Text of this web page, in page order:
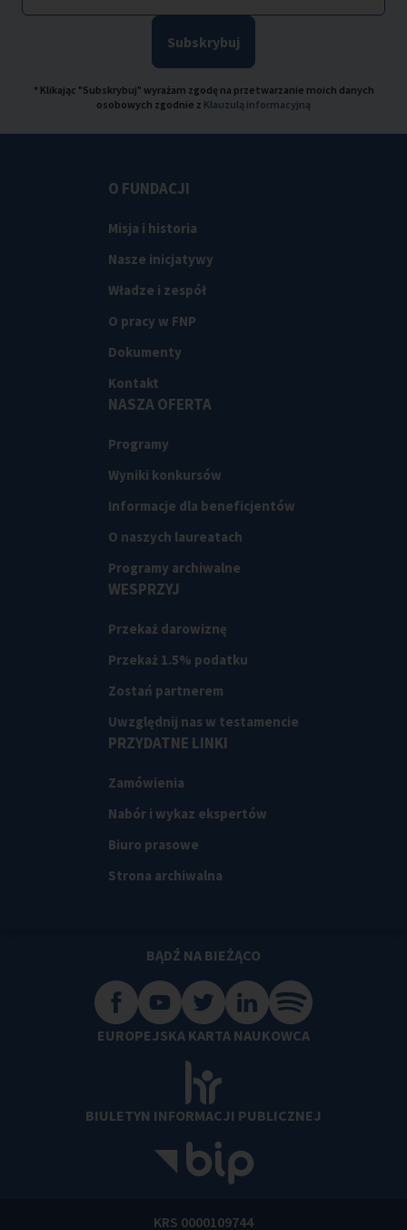
Subskrybuj
* Klikając "Subskrybuj" wyrażam zgodę na przetwarzanie moich danych
osobowych zgodnie z Klauzulą informacyjną
O FUNDACJI
Misja i historia
Nasze inicjatywy
Władze i zespół
O pracy w FNP
Dokumenty
Kontakt
NASZA OFERTA
Programy
Wyniki konkursów
Informacje dla beneficjentów
O naszych laureatach
Programy archiwalne
WESPRZYJ
Przekaż darowiznę
Przekaż 1.5% podatku
Zostań partnerem
Uwzględnij nas w testamencie
PRZYDATNE LINKI
Zamówienia
Nabór i wykaz ekspertów
Biuro prasowe
Strona archiwalna
BĄDŹ NA BIEŻĄCO
EUROPEJSKA KARTA NAUKOWCA
BIULETYN INFORMACJI PUBLICZNEJ
KRS 0000109744